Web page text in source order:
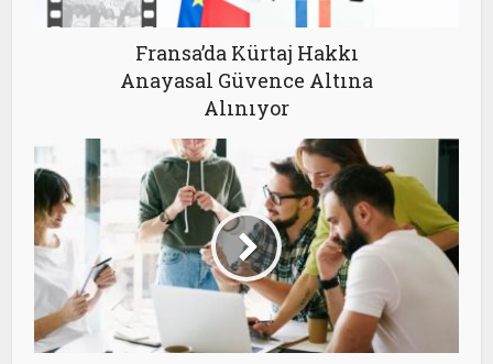
Fransa’da Kürtaj Hakkı
Anayasal Güvence Altına
Alınıyor